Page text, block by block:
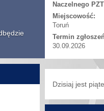
Naczelnego PZT
Miejscowość:
Toruń
Termin
30.09.2026
Dzisiaj jest